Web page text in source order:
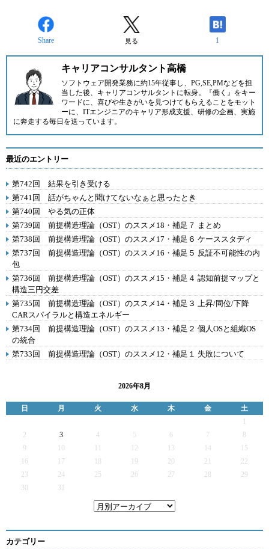
Share 見る 1
キャリアコンサルタント高橋
ソフトウェア開発業務に約15年従事し、PG,SE,PMなどを担
当した後、キャリアコンサルタントに転身。『働く』をキー
ワードに、喜びや生きがいを見つけてもらえることをモット
ーに、ITエンジニアのキャリア形成支援、研修の企画、実施
に奔走する毎日を送っています。
最近のエントリー
第742回 結果を引き受ける
第741回 話がちゃんと聞けてないなぁと思ったとき
第740回 やる気の正体
第739回 前提構造理論（OST）のススメ18・補足７ まとめ
第738回 前提構造理論（OST）のススメ17・補足６ ケーススタディ
第737回 前提構造理論（OST）のススメ16・補足５ 反証不可能性の内
包
第736回 前提構造理論（OST）のススメ15・補足４ 認知前提マップと
構造三円交差
第735回 前提構造理論（OST）のススメ14・補足３ 上昇/同位/下降
CARスパイラルと構造エネルギー
第734回 前提構造理論（OST）のススメ13・補足２ 個人OSと組織OS
の統合
第733回 前提構造理論（OST）のススメ12・補足１ 失敗について
2026年8月
日 月 火 水 木 金
土
2
3 4 5 6 7
9
12 13 14
15
16
17 19 20 21
22
23
24 25 26 27 28
29
30
31
カテゴリー